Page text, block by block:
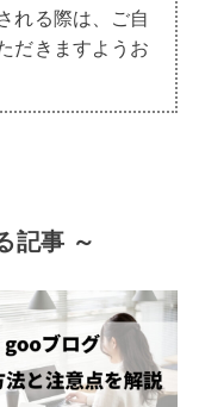
れる際は、ご自
だきますようお
記事 ～